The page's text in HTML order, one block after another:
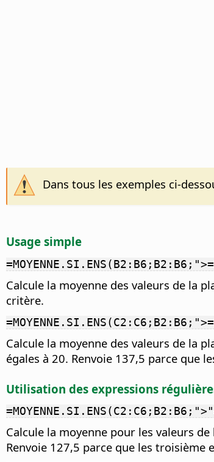
Dans tous les exemples ci-
Usage simple
Calcule la moyenne des valeurs de la
critère.
Calcule la moyenne des valeurs de la
égales à 20. Renvoie 137,5 parce que
Utilisation des expressions
Calcule la moyenne pour les valeurs
Renvoie 127,5 parce que les